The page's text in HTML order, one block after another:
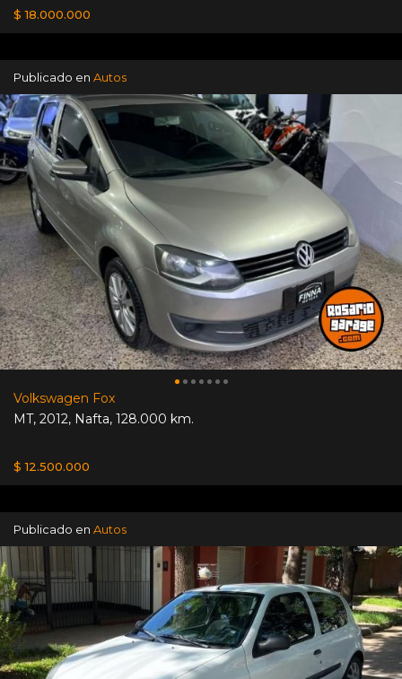
$ 18.000.000
Publicado en Autos
Volkswagen Fox
MT, 2012, Nafta, 128.000 km.
$ 12.500.000
Publicado en Autos